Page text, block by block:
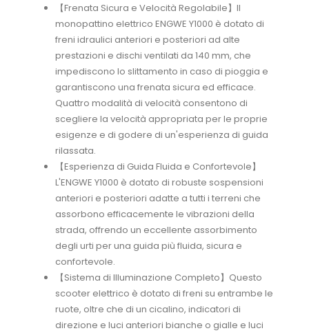
【Frenata Sicura e Velocità Regolabile】Il
monopattino elettrico ENGWE Y1000 è dotato di
freni idraulici anteriori e posteriori ad alte
prestazioni e dischi ventilati da 140 mm, che
impediscono lo slittamento in caso di pioggia e
garantiscono una frenata sicura ed efficace.
Quattro modalità di velocità consentono di
scegliere la velocità appropriata per le proprie
esigenze e di godere di un'esperienza di guida
rilassata.
【Esperienza di Guida Fluida e Confortevole】
L'ENGWE Y1000 è dotato di robuste sospensioni
anteriori e posteriori adatte a tutti i terreni che
assorbono efficacemente le vibrazioni della
strada, offrendo un eccellente assorbimento
degli urti per una guida più fluida, sicura e
confortevole.
【Sistema di Illuminazione Completo】Questo
scooter elettrico è dotato di freni su entrambe le
ruote, oltre che di un cicalino, indicatori di
direzione e luci anteriori bianche o gialle e luci